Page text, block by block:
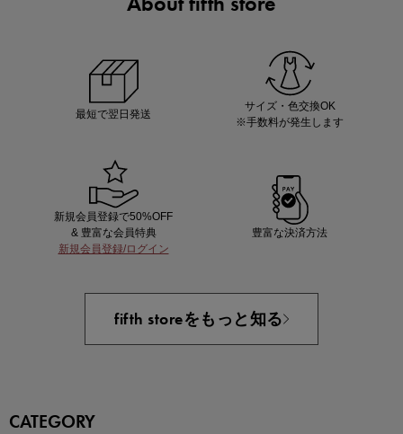
買えば買うほどお得! 最大半額クーポン
最短で翌日発送
サイズ・色交換OK
※手数料が発生します
新規会員登録で50%OFF
& 豊富な会員特典
新規会員登録/ログイン
豊富な決済方法
fifth storeをもっと知る
CATEGORY